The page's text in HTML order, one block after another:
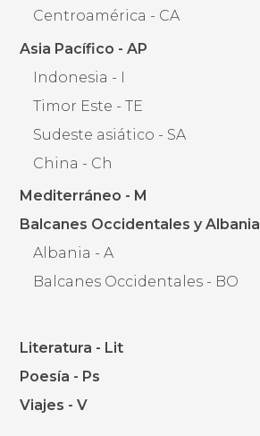
Centroamérica - CA
Asia Pacífico - AP
Indonesia - I
Timor Este - TE
Sudeste asiático - SA
China - Ch
Mediterráneo - M
Balcanes Occidentales y Albania
Albania - A
Balcanes Occidentales - BO
Literatura - Lit
Poesía - Ps
Viajes - V